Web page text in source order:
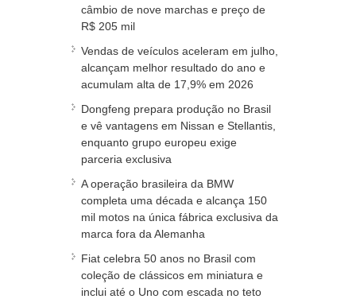
câmbio de nove marchas e preço de
R$ 205 mil
Vendas de veículos aceleram em julho,
alcançam melhor resultado do ano e
acumulam alta de 17,9% em 2026
Dongfeng prepara produção no Brasil
e vê vantagens em Nissan e Stellantis,
enquanto grupo europeu exige
parceria exclusiva
A operação brasileira da BMW
completa uma década e alcança 150
mil motos na única fábrica exclusiva da
marca fora da Alemanha
Fiat celebra 50 anos no Brasil com
coleção de clássicos em miniatura e
inclui até o Uno com escada no teto